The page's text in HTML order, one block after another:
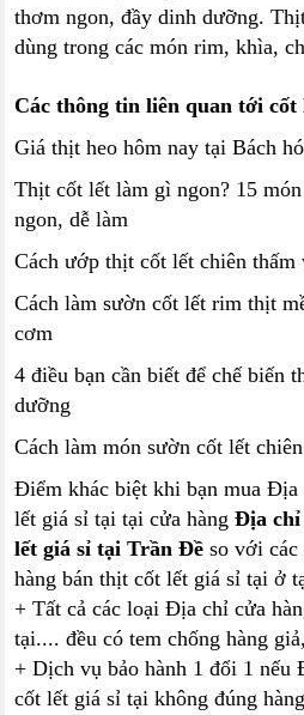
thơm ngon, đầy dinh dưỡng.
dùng trong các món rim, khìa,
Các thông tin liên quan tới cốt
Giá thịt heo hôm nay tại Bách
Thịt cốt lết làm gì ngon? 15
ngon, dễ làm
Cách ướp thịt cốt lết chiên thấm
Cách làm sườn cốt lết rim thịt
cơm
4 điều bạn cần biết để chế biến
dưỡng
Cách làm món sườn cốt lết
Điểm khác biệt khi bạn mua Địa
lết giá sỉ tại tại cửa hàngĐịa chỉ
lết giá sỉ tại Trần Đề so với
hàng bán thịt cốt lết giá sỉ tại ở
+ Tất cả các loại Địa chỉ cửa
tại.... đều có tem chống hàng
+ Dịch vụ bảo hành 1 đổi 1 nếu
cốt lết giá sỉ tại không đúng